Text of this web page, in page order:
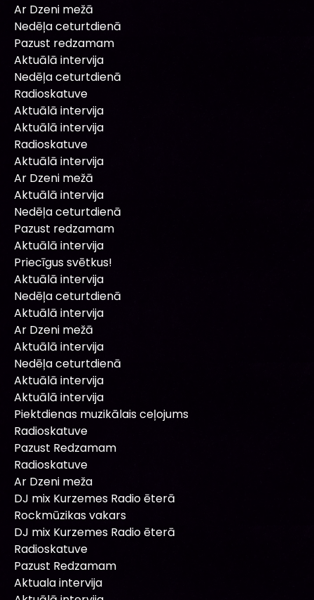
Ar Dzeni mežā
Nedēļa ceturtdienā
Pazust redzamam
Aktuālā intervija
Nedēļa ceturtdienā
Radioskatuve
Aktuālā intervija
Aktuālā intervija
Radioskatuve
Aktuālā intervija
Ar Dzeni mežā
Aktuālā intervija
Nedēļa ceturtdienā
Pazust redzamam
Aktuālā intervija
Priecīgus svētkus!
Aktuālā intervija
Nedēļa ceturtdienā
Aktuālā intervija
Ar Dzeni mežā
Aktuālā intervija
Nedēļa ceturtdienā
Aktuālā intervija
Aktuālā intervija
Piektdienas muzikālais ceļojums
Radioskatuve
Pazust Redzamam
Radioskatuve
Ar Dzeni meža
DJ mix Kurzemes Radio ēterā
Rockmūzikas vakars
DJ mix Kurzemes Radio ēterā
Radioskatuve
Pazust Redzamam
Aktuala intervija